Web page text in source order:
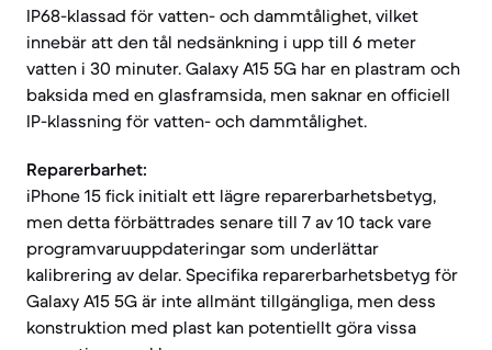
IP68-klassad för vatten- och dammtålighet, vilket
innebär att den tål nedsänkning i upp till 6 meter
vatten i 30 minuter. Galaxy A15 5G har en plastram och
baksida med en glasframsida, men saknar en officiell
IP-klassning för vatten- och dammtålighet.
Reparerbarhet:
iPhone 15 fick initialt ett lägre reparerbarhetsbetyg,
men detta förbättrades senare till 7 av 10 tack vare
programvaruuppdateringar som underlättar
kalibrering av delar. Specifika reparerbarhetsbetyg för
Galaxy A15 5G är inte allmänt tillgängliga, men dess
konstruktion med plast kan potentiellt göra vissa